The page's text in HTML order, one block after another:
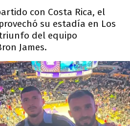
con Costa Rica, el
su estadía en Los
del equipo
James.